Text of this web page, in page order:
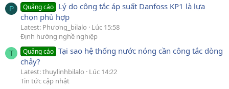
P Quảng cáo Lý do công tắc áp suất Danfoss KP1 là lựa
chọn phù hợp
Latest: Phương_bilalo
Lúc 15:58
Định hướng nghề nghiệp
T Quảng cáo Tại sao hệ thống nước nóng cần công tắc dòng
chảy?
Latest: thuylinhbilalo
Lúc 14:22
Tin tức cập nhật